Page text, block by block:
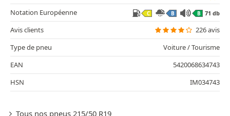
Notation Européenne
C B B 71 db
Avis clients
226 avis
Type de pneu
Voiture / Tourisme
EAN
5420068634743
HSN
IM034743
Tous nos pneus 215/50 R19